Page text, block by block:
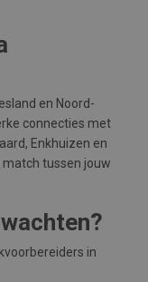
en Noord-
connecties met
Enkhuizen en
match tussen jouw
in